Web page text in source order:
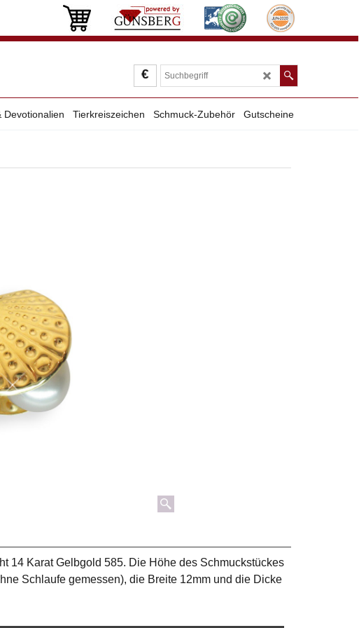
€
Devotionalien Tierkreiszeichen Schmuck-Zubehör Gutscheine
14 Karat Gelbgold 585. Die Höhe des Schmuckstückes
Schlaufe gemessen), die Breite 12mm und die Dicke